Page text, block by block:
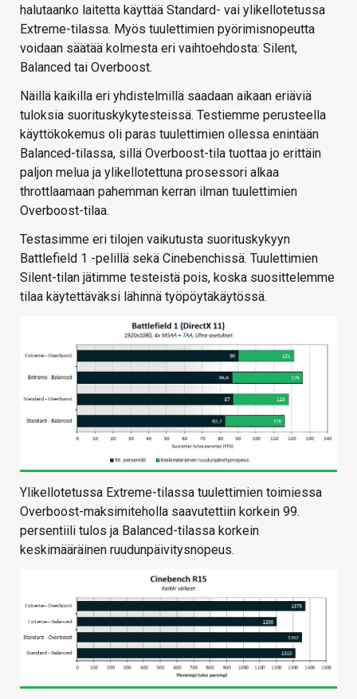
halutaanko laitetta käyttää Standard- vai ylikellotetussa
Extreme-tilassa. Myös tuulettimien pyörimisnopeutta
voidaan säätää kolmesta eri vaihtoehdosta: Silent,
Balanced tai Overboost.
Näillä kaikilla eri yhdistelmillä saadaan aikaan eriäviä
tuloksia suorituskykytesteissä. Testiemme perusteella
käyttökokemus oli paras tuulettimien ollessa enintään
Balanced-tilassa, sillä Overboost-tila tuottaa jo erittäin
paljon melua ja ylikellotettuna prosessori alkaa
throttlaamaan pahemman kerran ilman tuulettimien
Overboost-tilaa.
Testasimme eri tilojen vaikutusta suorituskykyyn
Battlefield 1 -pelillä sekä Cinebenchissä. Tuulettimien
Silent-tilan jätimme testeistä pois, koska suosittelemme
tilaa käytettäväksi lähinnä työpöytäkäytössä.
Ylikellotetussa Extreme-tilassa tuulettimien toimiessa
Overboost-maksimiteholla saavutettiin korkein 99.
persentiili tulos ja Balanced-tilassa korkein
keskimääräinen ruudunpäivitysnopeus.